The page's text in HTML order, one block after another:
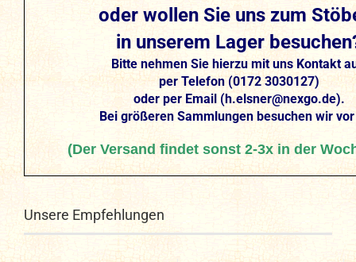
oder wollen Sie uns zum
in unserem Lager
Bitte nehmen Sie hierzu mit uns Kontakt
per Telefon (0172 3030127)
oder per Email (h.elsner@nexgo.de).
Bei größeren Sammlungen besuchen wir
(Der Versand findet sonst 2-3x in der
Unsere Empfehlungen